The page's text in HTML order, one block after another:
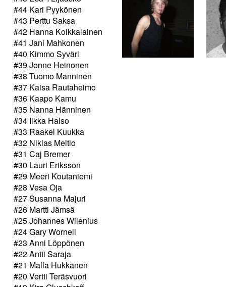
#44 Kari Pyykönen
#43 Perttu Saksa
#42 Hanna Koikkalainen
#41 Jani Mahkonen
#40 Kimmo Syväri
#39 Jonne Heinonen
#38 Tuomo Manninen
#37 Kaisa Rautaheimo
#36 Kaapo Kamu
#35 Nanna Hänninen
#34 Ilkka Halso
#33 Raakel Kuukka
#32 Niklas Meltio
#31 Caj Bremer
#30 Lauri Eriksson
#29 Meeri Koutaniemi
#28 Vesa Oja
#27 Susanna Majuri
#26 Martti Jämsä
#25 Johannes Wilenius
#24 Gary Wornell
#23 Anni Löppönen
#22 Antti Saraja
#21 Malla Hukkanen
#20 Vertti Teräsvuori